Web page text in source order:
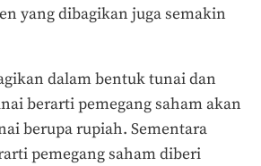
yang dibagikan juga semakin
dalam bentuk tunai dan
berarti pemegang saham akan
berupa rupiah. Sementara
pemegang saham diberi